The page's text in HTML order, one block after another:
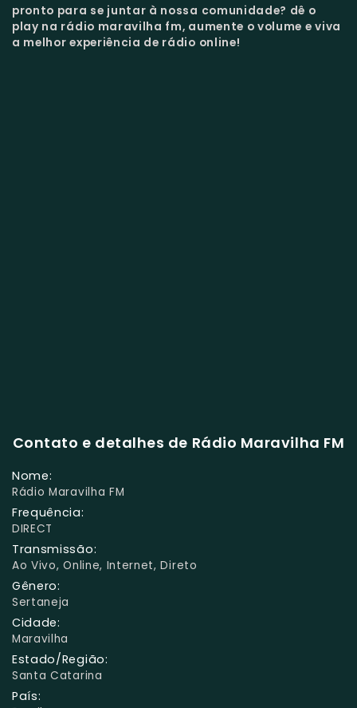
pronto para se juntar à nossa comunidade? dê o
play na rádio maravilha fm, aumente o volume e viva
a melhor experiência de rádio online!
Contato e detalhes de Rádio Maravilha FM
Nome:
Rádio Maravilha FM
Frequência:
DIRECT
Transmissão:
Ao Vivo, Online, Internet, Direto
Gênero:
Sertaneja
Cidade:
Maravilha
Estado/Região:
Santa Catarina
País: